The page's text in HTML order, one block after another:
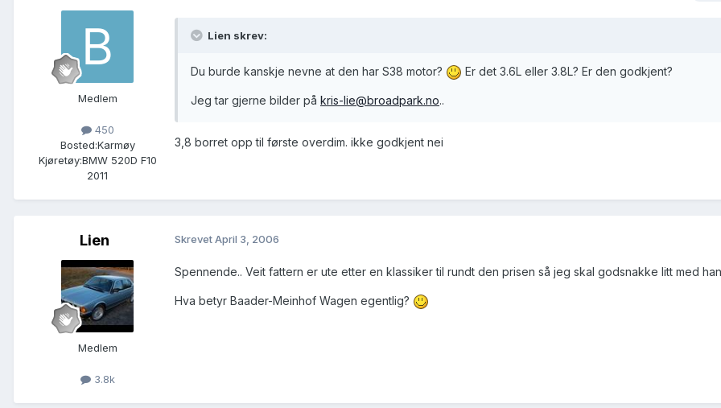
Medlem
450
Bosted:Karmøy
Kjøretøy:BMW 520D F10
2011
Lien skrev:
Du burde kanskje nevne at den har S38 motor? Er det 3.6L eller 3.8L? Er den godkjent?
Jeg tar gjerne bilder på kris-lie@broadpark.no..
3,8 borret opp til første overdim. ikke godkjent nei
Lien
Medlem
3.8k
SkrevetApril 3, 2006
Spennende.. Veit fattern er ute etter en klassiker til rundt den prisen så jeg skal godsnakke litt med
Hva betyr Baader-Meinhof Wagen egentlig?